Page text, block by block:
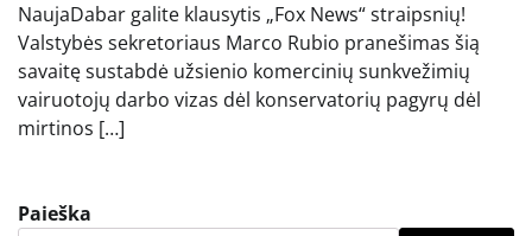
NaujaDabar galite klausytis „Fox News“ straipsnių!
Valstybės sekretoriaus Marco Rubio pranešimas šią
savaitę sustabdė užsienio komercinių sunkvežimių
vairuotojų darbo vizas dėl konservatorių pagyrų dėl
mirtinos […]
Paieška